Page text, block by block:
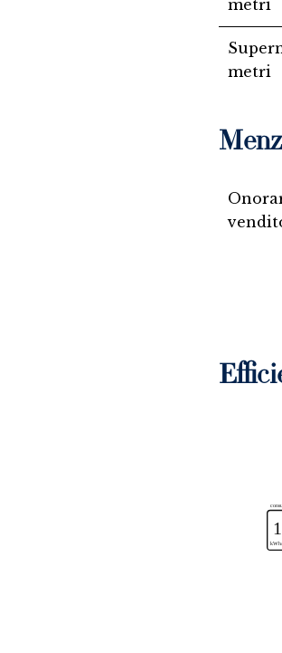
metri
metri